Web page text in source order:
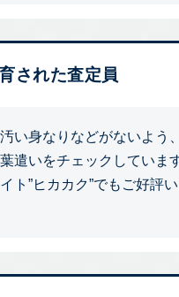
された査定員
い身なりなどがないよう
遣いをチェックしていま
ト”ヒカカク”でもご好評